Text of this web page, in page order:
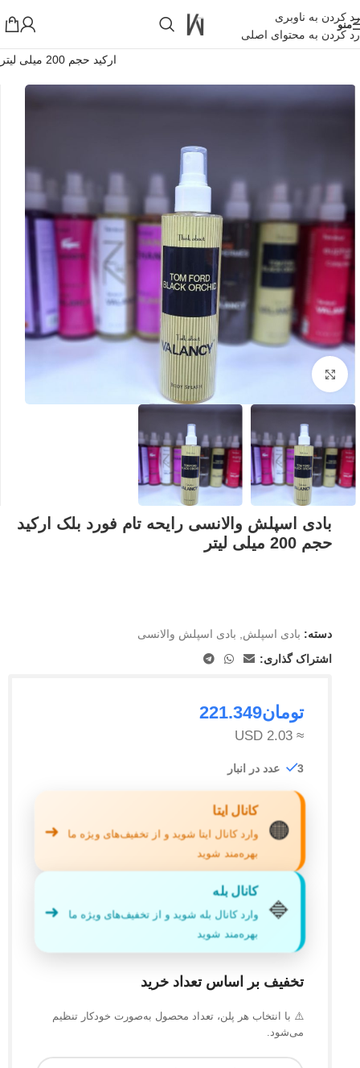
رد کردن به ناوبری
رد کردن به محتوای اصلی
!تجربه یک خرید عالی فرصت را از دست ندهید همین امروز از تخفیفات
منو
خانه» فروشگاه اینترنتی واکارنا
ارکید حجم 200 میلی لیتر
بزرگنمایی تصویر
بادی اسپلش والانسی رایحه تام فورد بلک ارکید
حجم 200 میلی لیتر
دسته: بادی اسپلش
بادی اسپلش والانسی
اشتراک گذاری:
تومان221.349
≈ 2.03 USD
3 عدد در انبار
🟠
کانال ایتا
وارد کانال ایتا شوید و از تخفیف‌های ویژه ما
بهره‌مند شوید
➜
🔷
کانال بله
وارد کانال بله شوید و از تخفیف‌های ویژه ما
بهره‌مند شوید
➜
تخفیف بر اساس تعداد خرید
⚠️ با انتخاب هر پلن، تعداد محصول به‌صورت خودکار تنظیم
می‌شود.